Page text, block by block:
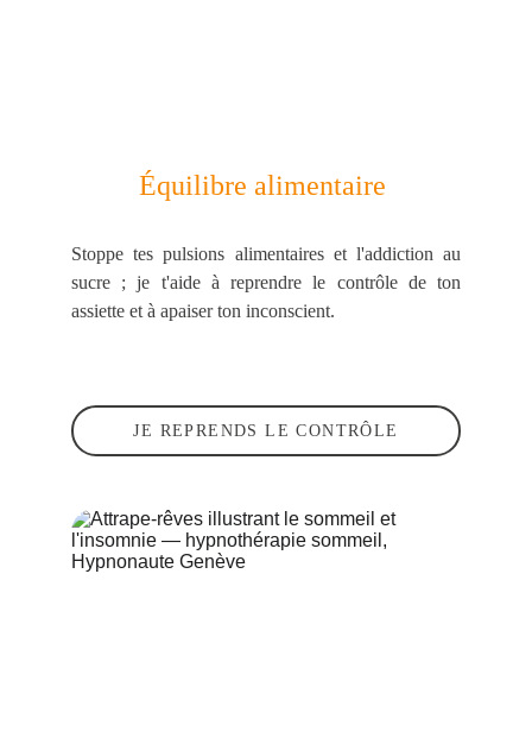
Stoppe tes pulsions alimentaires et l'addiction au
sucre ; je t'aide à reprendre le contrôle de ton
assiette et à apaiser ton inconscient.
Équilibre alimentaire
JE REPRENDS LE CONTRÔLE